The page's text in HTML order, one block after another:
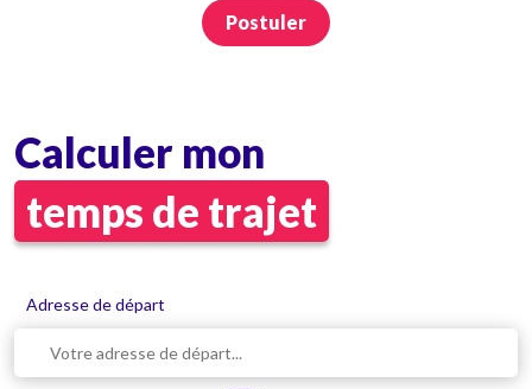
Postuler
Calculer mon
temps de trajet
Adresse de départ